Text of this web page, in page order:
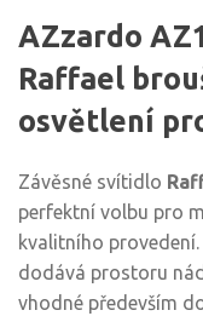
AZzardo
Raffael
osvětlení
Závěsné svítidlo
perfektní volbu pro
kvalitního
dodává prostoru
vhodné především